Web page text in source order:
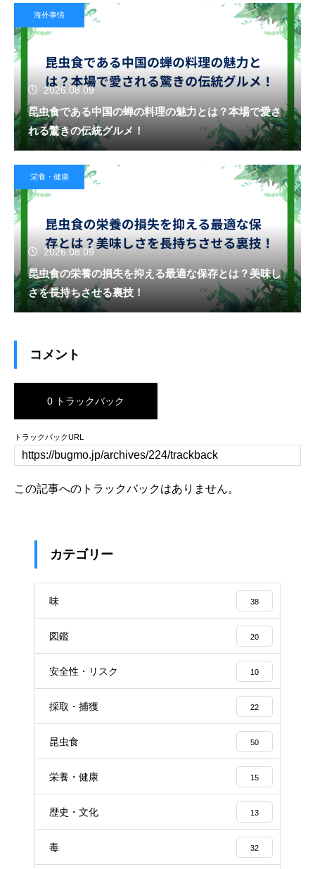
海外事情
2026.08.09
昆虫食である中国の蝉の料理の魅力とは？本場で愛さ
れる驚きの伝統グルメ！
栄養・健康
2026.08.09
昆虫食の栄養の損失を抑える最適な保存とは？美味し
さを長持ちさせる裏技！
コメント
0 トラックバック
トラックバックURL
この記事へのトラックバックはありません。
カテゴリー
味 38
図鑑 20
安全性・リスク 10
採取・捕獲 22
昆虫食 50
栄養・健康 15
歴史・文化 13
毒 32